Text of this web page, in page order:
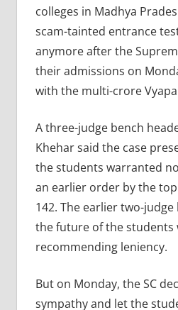
colleges in Madhya
scam-tainted entrance
anymore after the
their admissions on
with the multi-crore
A three-judge bench
Khehar said the case
the students warranted
an earlier order by the
142. The earlier two-
the future of the students
recommending leniency.
But on Monday, the SC
sympathy and let the